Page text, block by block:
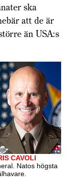
ska
att de är
än USA:s
CAVOLI
Natos högsta